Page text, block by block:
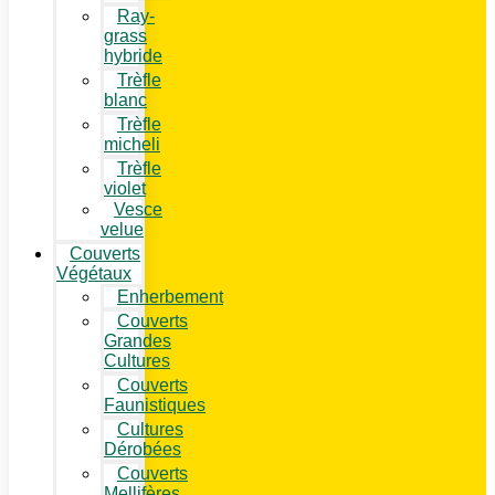
Ray-
grass
hybride
Trèfle
blanc
Trèfle
micheli
Trèfle
violet
Vesce
velue
Couverts
Végétaux
Enherbement
Couverts
Grandes
Cultures
Couverts
Faunistiques
Cultures
Dérobées
Couverts